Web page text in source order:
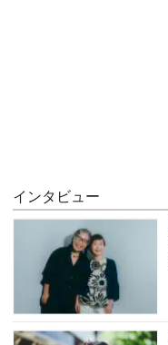
インタビュー